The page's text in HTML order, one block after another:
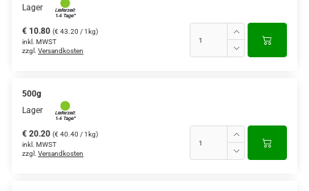
Lager
€ 10.80 (€ 43.20 / 1kg)
inkl. MWST
zzgl. Versandkosten
500g
Lager
€ 20.20 (€ 40.40 / 1kg)
inkl. MWST
zzgl. Versandkosten